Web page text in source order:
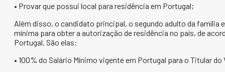
• Provar que possui local para residência em Portugal;
Além disso, o candidato principal, o segundo adulto da família
mínima para obter a autorização de residência no país, de
Portugal. São elas:
• 100% do Salário Mínimo vigente em Portugal para o Titular